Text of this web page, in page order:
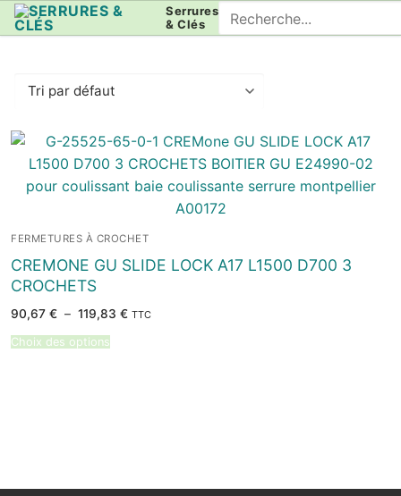
Aller
au
Serrures
& Clés
Rechercher
:
FERMETURES À CROCHET
CREMONE GU SLIDE LOCK A17 L1500 D700 3
CROCHETS
90,67 € – 119,83 €Plage
TTC
Choix des options